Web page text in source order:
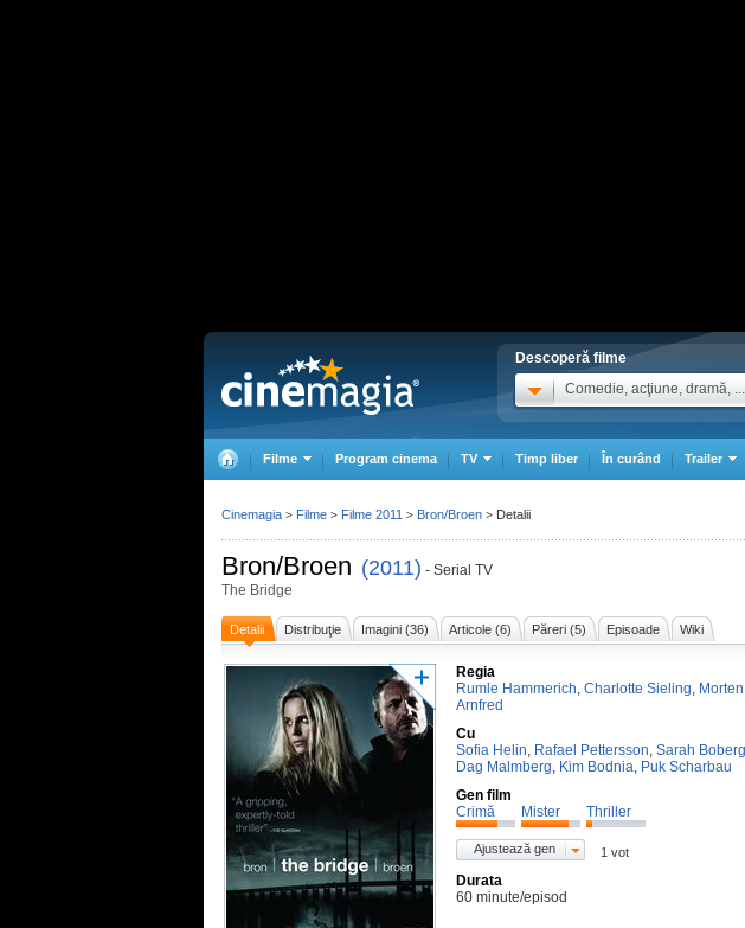
Descoperă filme
Comedie, acţiune, dramă, ...
Filme Program cinema TV Timp liber În curând Trailer
Bron/Broen (2011) - Serial TV
The Bridge
Detalii Distribuţie Imagini (36) Articole (6) Păreri (5) Episoade Wiki
Regia
Rumle Hammerich, Charlotte Sieling, Morten
Arnfred
Cu
Sofia Helin, Rafael Pettersson, Sarah Boberg
Dag Malmberg, Kim Bodnia, Puk Scharbau
Gen film
Crimă
Mister Thriller
Ajustează gen 1 vot
Durata
60 minute/episod
Cinemagia > Filme > Filme 2011 > Bron/Broen > Detalii